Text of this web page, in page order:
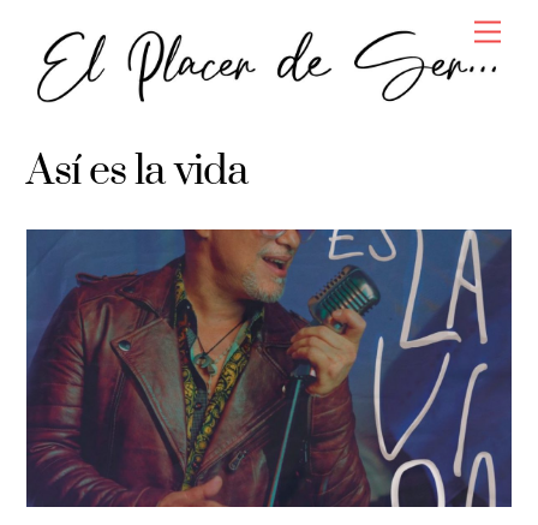
content
Así es la vida